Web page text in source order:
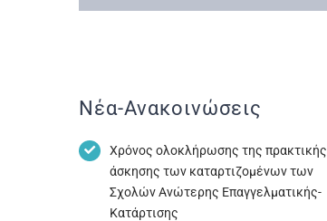
Νέα-Ανακοινώσεις
Χρόνος ολοκλήρωσης της πρακτικής
άσκησης των καταρτιζομένων των
Σχολών Ανώτερης Επαγγελματικής-
Κατάρτισης